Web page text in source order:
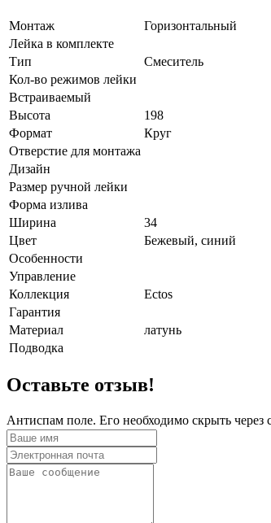
Монтаж
Горизонтальный
Лейка в комплекте
Тип
Смеситель
Кол-во режимов лейки
Встраиваемый
Высота
198
Формат
Круг
Отверстие для монтажа
Дизайн
Размер ручной лейки
Форма излива
Ширина
34
Цвет
Бежевый, синий
Особенности
Управление
Коллекция
Ectos
Гарантия
Материал
латунь
Подводка
Оставьте отзыв!
Антиспам поле. Его необходимо скрыть через